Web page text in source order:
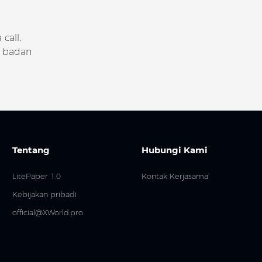
badan
Tentang
LitePaper 1.0
Kebijakan pribadi
official@XWorld.pro
Hubungi Kami
Kontak Kerjasama